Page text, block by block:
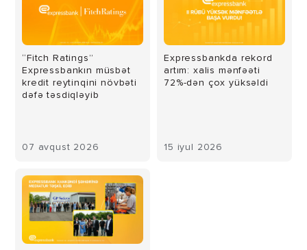
“Fitch Ratings”
Expressbankın müsbət
kredit reytinqini növbəti
dəfə təsdiqləyib
07 avqust 2026
Expressbankda rekord
artım: xalis mənfəəti
72%-dən çox yüksəldi
15 iyul 2026